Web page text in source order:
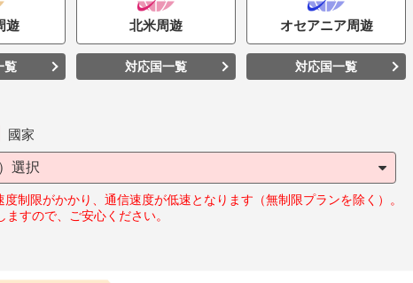
遊
覧
北米周遊
対応国一覧
オセアニア周遊
対応国一覧
國家
選択
制限がかかり、通信速度が低速となります（無制限プランを除く）。
すので、ご安心ください。